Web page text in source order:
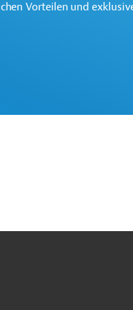
Vorteilen und